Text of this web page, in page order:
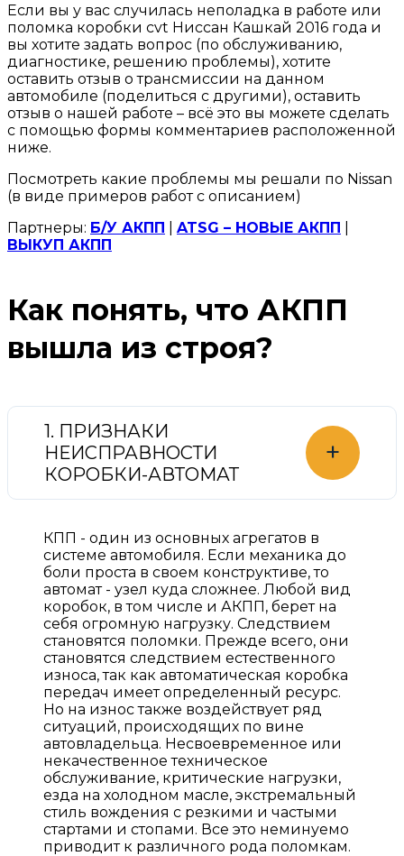
Если вы у вас случилась неполадка в работе или
поломка коробки cvt Ниссан Кашкай 2016 года и
вы хотите задать вопрос (по обслуживанию,
диагностике, решению проблемы), хотите
оставить отзыв о трансмиссии на данном
автомобиле (поделиться с другими), оставить
отзыв о нашей работе – всё это вы можете сделать
с помощью формы комментариев расположенной
ниже.
Посмотреть какие проблемы мы решали по Nissan
(в виде примеров работ с описанием)
Партнеры: Б/У АКПП ATSG – НОВЫЕ АКПП
ВЫКУП АКПП
Как понять, что АКПП
вышла из строя?
1. ПРИЗНАКИ
НЕИСПРАВНОСТИ
КОРОБКИ-АВТОМАТ
+
КПП - один из основных агрегатов в
системе автомобиля. Если механика до
боли проста в своем конструктиве, то
автомат - узел куда сложнее. Любой вид
коробок, в том числе и АКПП, берет на
себя огромную нагрузку. Следствием
становятся поломки. Прежде всего, они
становятся следствием естественного
износа, так как автоматическая коробка
передач имеет определенный ресурс.
Но на износ также воздействует ряд
ситуаций, происходящих по вине
автовладельца. Несвоевременное или
некачественное техническое
обслуживание, критические нагрузки,
езда на холодном масле, экстремальный
стиль вождения с резкими и частыми
стартами и стопами. Все это неминуемо
приводит к различного рода поломкам.